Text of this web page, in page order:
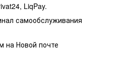
LiqPay.
самообслуживания
на Новой почте